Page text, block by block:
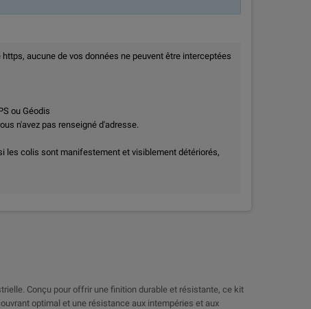
aucune de vos données ne peuvent être interceptées
ou Géodis
n'avez pas renseigné d'adresse.
les colis sont manifestement et visiblement détériorés,
Conçu pour offrir une finition durable et résistante, ce kit
optimal et une résistance aux intempéries et aux